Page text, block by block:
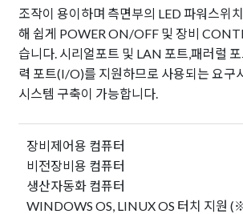
조작이 용이하며 측면부의 LED 파워스위
해 쉽게 POWER ON/OFF 및 장비
습니다. 시리얼포트 및 LAN 포트,패러럴
력 포트(I/O)를 지원하므로 사용되는 요구
시스템 구축이 가능합니다.
장비제어용 컴퓨터
비전장비용 컴퓨터
생산자동화 컴퓨터
WINDOWS OS, LINUX OS 터치 지원